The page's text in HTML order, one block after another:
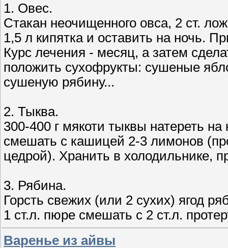
1. Овес.
Стакан неочищенного овса, 2 ст.
1,5 л кипятка и оставить на ночь.
Курс лечения - месяц, а затем
положить сухофрукты: сушеные
сушеную рябину...
2. Тыква.
300-400 г мякоти тыквы натереть
смешать с кашицей 2-3 лимонов
цедрой). Хранить в холодильнике,
3. Рябина.
Горсть свежих (или 2 сухих) ягод
1 ст.л. пюре смешать с 2 ст.л.
Варенье из айвы